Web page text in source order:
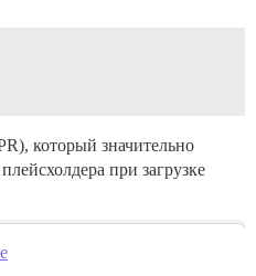
который значительно
при загрузке